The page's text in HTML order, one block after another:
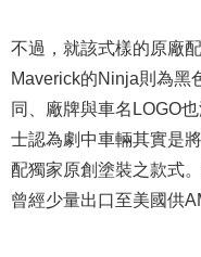
不過，就該式樣的原廠
Maverick的Ninja則為黑
同、廠牌與車名LOGO
士認為劇中車輛其實是
配獨家原創塗裝之款式
曾經少量出口至美國供